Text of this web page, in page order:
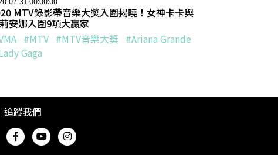
MTV錄影帶音樂大獎入圍揭曉！女神卡卡與
安娜入圍9項大贏家
#MTV #MTV音樂大獎 #Ariana Grande
Gaga
追蹤我們